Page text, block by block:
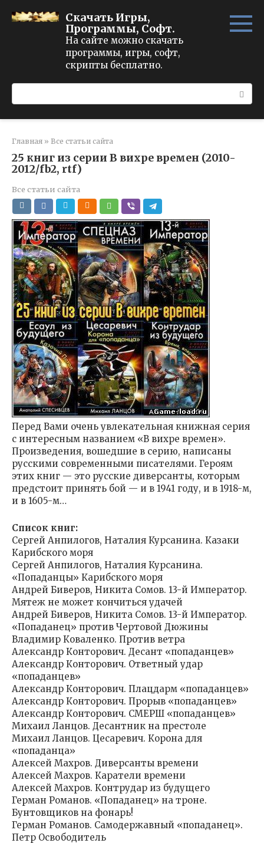
Скачать Игры,
Программы, Софт.
На сайте можно скачать
программы, игры, софт,
скрипты бесплатно.
Главная » Все статьи сайта
25 книг из серии В вихре времен (2010-
2012/fb2, rtf)
Все статьи сайта
Перед Вами очень увлекательная книжная серия
с интересным названием «В вихре времен».
Произведения, вошедшие в серию, написаны
русскими современными писателями. Героям
этих книг — это русские диверсанты, которым
предстоит принять бой — и в 1941 году, и в 1918-м,
и в 1605-м…
Список книг:
Сергей Анпилогов, Наталия Курсанина. Казаки
Карибского моря
Сергей Анпилогов, Наталия Курсанина.
«Попаданцы» Карибского моря
Андрей Биверов, Никита Сомов. 13-й Император.
Мятеж не может кончиться удачей
Андрей Биверов, Никита Сомов. 13-й Император.
«Попаданец» против Чертовой Дюжины
Владимир Коваленко. Против ветра
Александр Конторович. Десант «попаданцев»
Александр Конторович. Ответный удар
«попаданцев»
Александр Конторович. Плацдарм «попаданцев»
Александр Конторович. Прорыв «попаданцев»
Александр Конторович. СМЕРШ «попаданцев»
Михаил Ланцов. Десантник на престоле
Михаил Ланцов. Цесаревич. Корона для
«попаданца»
Алексей Махров. Диверсанты времени
Алексей Махров. Каратели времени
Алексей Махров. Контрудар из будущего
Герман Романов. «Попаданец» на троне.
Бунтовщиков на фонарь!
Герман Романов. Самодержавный «попаданец».
Петр Освободитель